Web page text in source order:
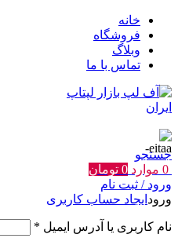
خانه
فروشگاه
وبلاگ
تماس با ما
جستجو
0 موارد 0 تومان
ورود / ثبت نام
ورود ایجاد حساب کاربری
نام کاربری یا آدرس ایمیل *